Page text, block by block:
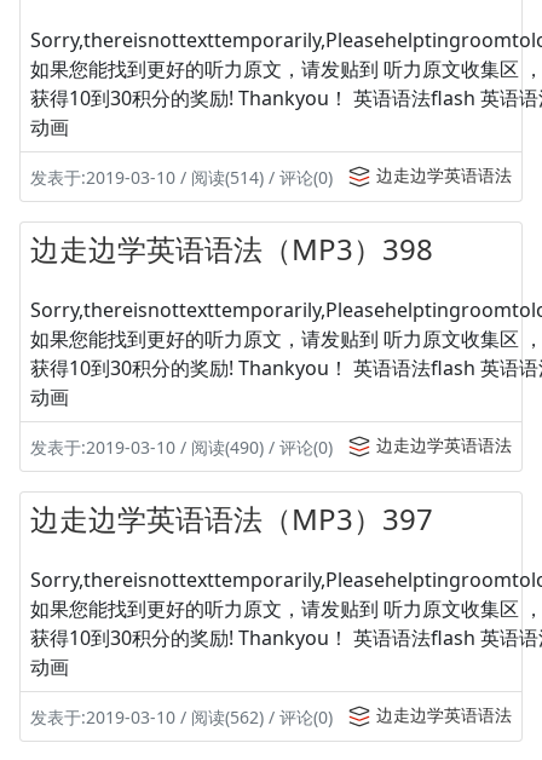
如果您能找到更好的听力原文，请发贴到 听力原文收集区
获得10到30积分的奖励! Thankyou！ 英语语法flash 英语
动画
发表于:2019-03-10 / 阅读(514) / 评论(0) 边走边学英语语法
边走边学英语语法（MP3）398
如果您能找到更好的听力原文，请发贴到 听力原文收集区
获得10到30积分的奖励! Thankyou！ 英语语法flash 英语
动画
发表于:2019-03-10 / 阅读(490) / 评论(0) 边走边学英语语法
边走边学英语语法（MP3）397
如果您能找到更好的听力原文，请发贴到 听力原文收集区
获得10到30积分的奖励! Thankyou！ 英语语法flash 英语
动画
发表于:2019-03-10 / 阅读(562) / 评论(0) 边走边学英语语法